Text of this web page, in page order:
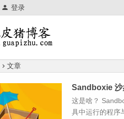
登录
文章
Sandboxie 沙
这是啥？
具中运行的程序